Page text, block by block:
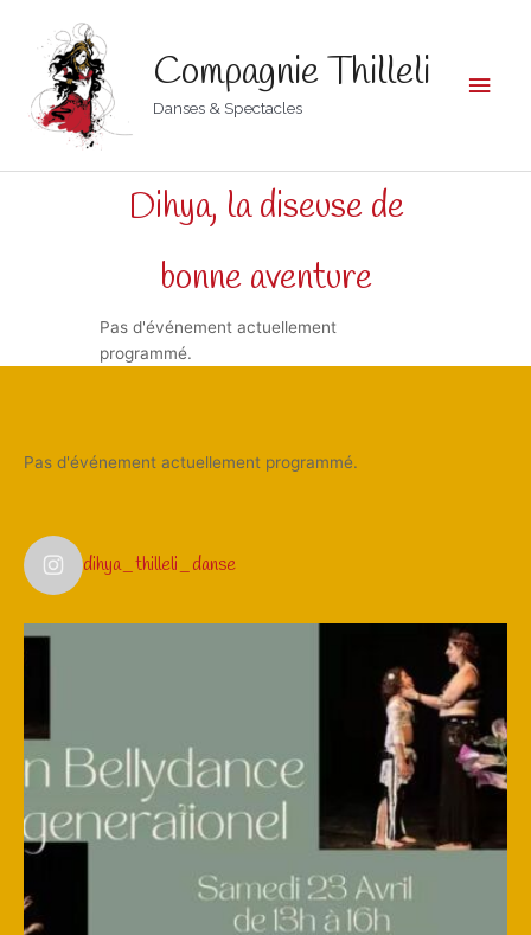
contenu
Compagnie Thilleli
Danses & Spectacles
Dihya, la diseuse de
bonne aventure
Pas d'événement actuellement
programmé.
Pas d'événement actuellement programmé.
dihya_thilleli_danse